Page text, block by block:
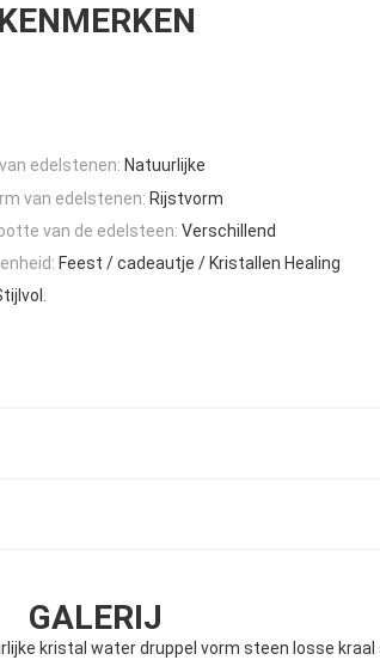
KENMERKEN
edelstenen: Natuurlijke
van edelstenen: Rijstvorm
van de edelsteen: Verschillend
Feest / cadeautje / Kristallen Healing
GALERIJ
kristal water druppel vorm steen losse